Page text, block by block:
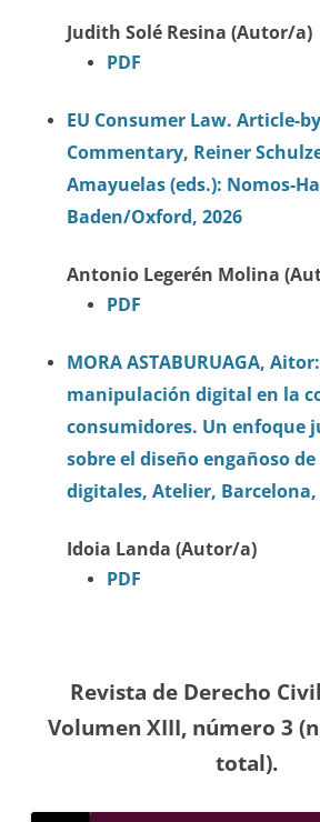
Judith Solé Resina (Autor/a)
PDF
EU Consumer Law. Article-
Commentary, Reiner
Amayuelas (eds.): Nomos-
Baden/Oxford, 2026
Antonio Legerén Molina
PDF
MORA ASTABURUAGA,
manipulación digital en la
consumidores. Un enfoque
sobre el diseño engañoso
digitales, Atelier, Barcelona,
Idoia Landa (Autor/a)
PDF
Revista de Derecho
Volumen XIII, número 3
total).